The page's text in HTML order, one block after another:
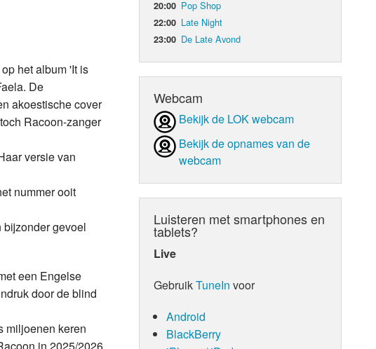
d IJssel
het album 'It is
De
akoestische cover
Racoon-zanger
versie van
nummer ooit
bijzonder gevoel
een Engelse
door de blind
miljoenen keren
20:00 Pop Shop
22:00 Late Night
23:00 De Late Avond
Webcam
Bekijk de LOK webcam
Bekijk de opnames van de
webcam
Luisteren met smartphones en
tablets?
Live
GebruikTuneIn voor
Android
BlackBerry